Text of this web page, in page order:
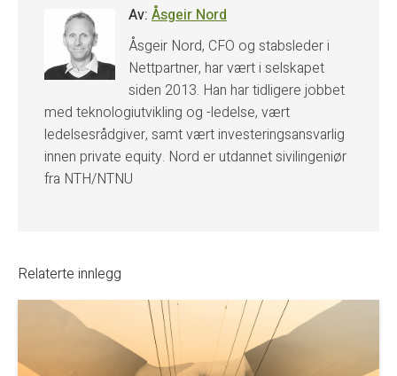
Av: Åsgeir Nord
Åsgeir Nord, CFO og stabsleder i
Nettpartner, har vært i selskapet
siden 2013. Han har tidligere jobbet
med teknologiutvikling og -ledelse, vært
ledelsesrådgiver, samt vært investeringsansvarlig
innen private equity. Nord er utdannet sivilingeniør
fra NTH/NTNU
Relaterte innlegg